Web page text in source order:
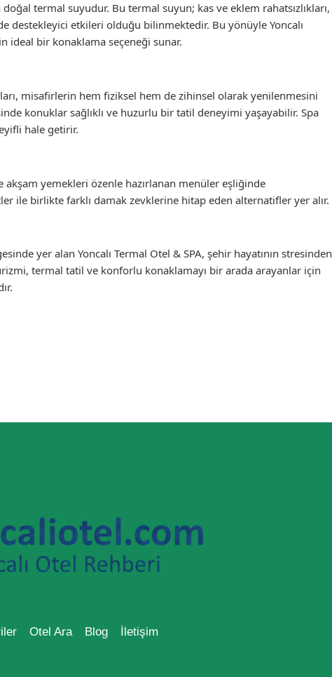
termal suyudur. Bu termal suyun; kas ve eklem rahatsızlıkları,
destekleyici etkileri olduğu bilinmektedir. Bu yönüyle Yoncalı
ideal bir konaklama seçeneği sunar.
misafirlerin hem fiziksel hem de zihinsel olarak yenilenmesini
konuklar sağlıklı ve huzurlu bir tatil deneyimi yaşayabilir. Spa
hale getirir.
akşam yemekleri özenle hazırlanan menüler eşliğinde
ile birlikte farklı damak zevklerine hitap eden alternatifler yer alır.
yer alan Yoncalı Termal Otel & SPA, şehir hayatının stresinden
termal tatil ve konforlu konaklamayı bir arada arayanlar için
Otel Ara Blog İletişim